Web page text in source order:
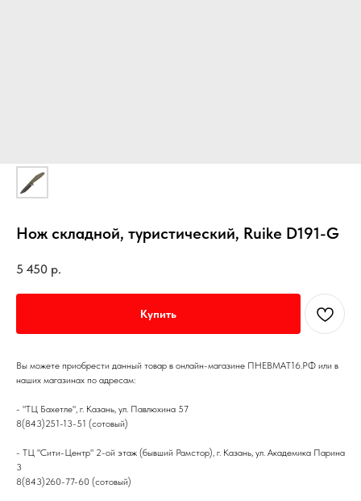
Нож складной, туристический, Ruike D191-G
5 450 р.
Купить
Вы можете приобрести данный товар в онлайн-магазине ПНЕВМАТ16.РФ или в
наших магазинах по адресам:
- "ТЦ Бахетле", г. Казань, ул. Павлюхина 57
8(843)251-13-51 (сотовый)
- ТЦ "Сити-Центр" 2-ой этаж (бывший Рамстор), г. Казань, ул. Академика Парина
3
8(843)260-77-60 (сотовый)